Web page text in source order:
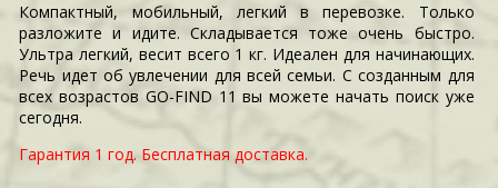
Компактный, мобильный, легкий в перевозке. Только
разложите и идите. Складывается тоже очень быстро.
Ультра легкий, весит всего 1 кг. Идеален для начинающих.
Речь идет об увлечении для всей семьи. С созданным для
всех возрастов GO-FIND 11 вы можете начать поиск уже
сегодня.
Гарантия 1 год. Бесплатная доставка.